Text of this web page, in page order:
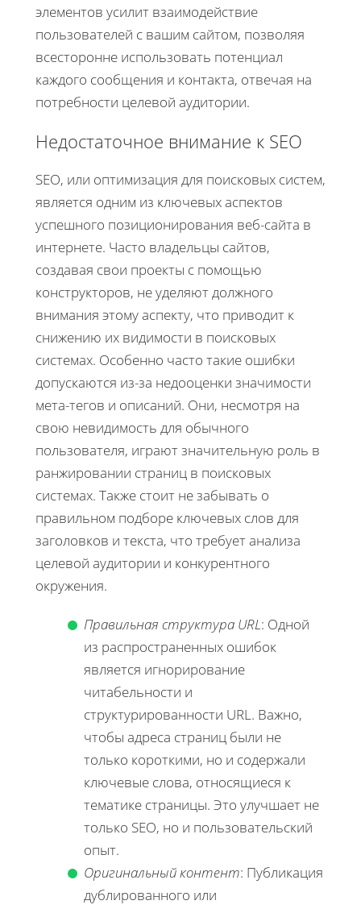
элементов усилит взаимодействие
пользователей с вашим сайтом, позволяя
всесторонне использовать потенциал
каждого сообщения и контакта, отвечая на
потребности целевой аудитории.
Недостаточное внимание к SEO
SEO, или оптимизация для поисковых систем,
является одним из ключевых аспектов
успешного позиционирования веб-сайта в
интернете. Часто владельцы сайтов,
создавая свои проекты с помощью
конструкторов, не уделяют должного
внимания этому аспекту, что приводит к
снижению их видимости в поисковых
системах. Особенно часто такие ошибки
допускаются из-за недооценки значимости
мета-тегов и описаний. Они, несмотря на
свою невидимость для обычного
пользователя, играют значительную роль в
ранжировании страниц в поисковых
системах. Также стоит не забывать о
правильном подборе ключевых слов для
заголовков и текста, что требует анализа
целевой аудитории и конкурентного
окружения.
Правильная структура URL: Одной
из распространенных ошибок
является игнорирование
читабельности и
структурированности URL. Важно,
чтобы адреса страниц были не
только короткими, но и содержали
ключевые слова, относящиеся к
тематике страницы. Это улучшает не
только SEO, но и пользовательский
опыт.
Оригинальный контент: Публикация
дублированного или